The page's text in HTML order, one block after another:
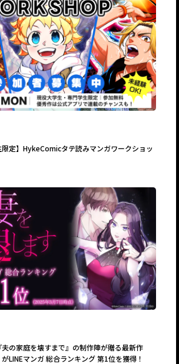
限定】HykeComicタテ読みマンガワークショッ
の家庭を壊すまで』の制作陣が贈る最新作
がLINEマンガ 総合ランキング 第1位を獲得！